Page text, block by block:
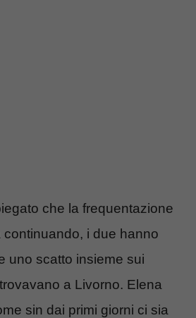
che la frequentazione
continuando, i due hanno
uno scatto insieme sui
a Livorno. Elena
sin dai primi giorni ci sia